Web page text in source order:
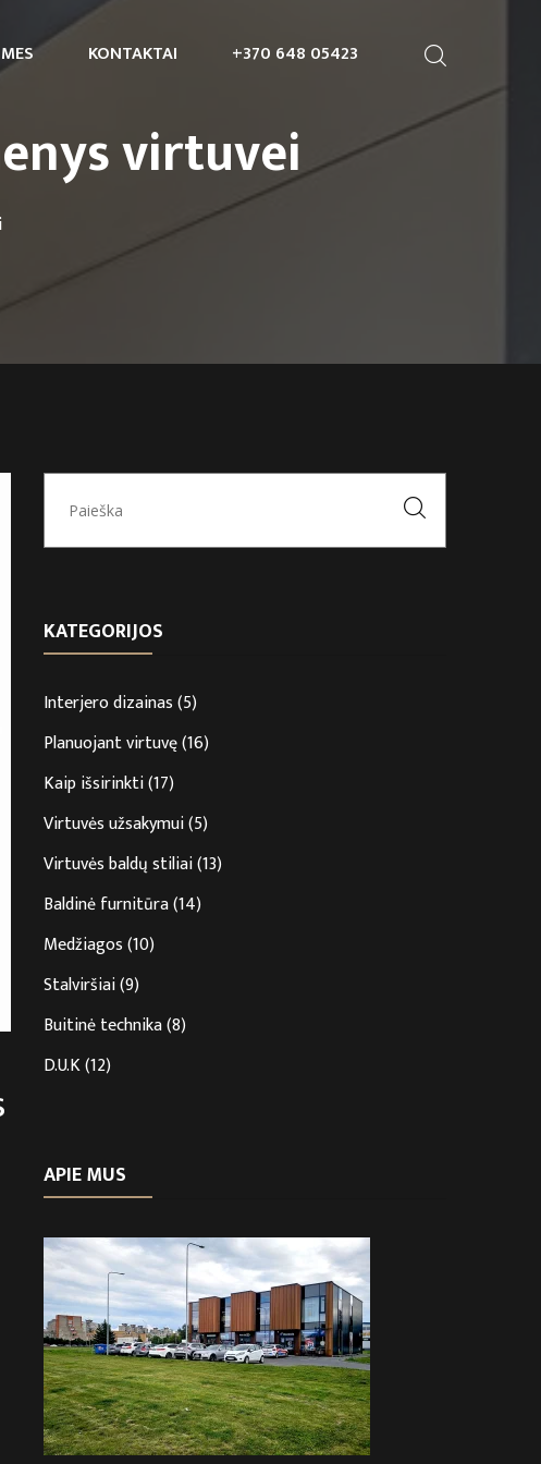
MES KONTAKTAI +370 648 05423
virtuvei
KATEGORIJOS
Interjero dizainas(5)
Planuojant virtuvę(16)
Kaip išsirinkti(17)
Virtuvės užsakymui(5)
Virtuvės baldų stiliai(13)
Baldinė furnitūra(14)
Medžiagos(10)
Stalviršiai(9)
Buitinė technika(8)
D.U.K(12)
APIE MUS